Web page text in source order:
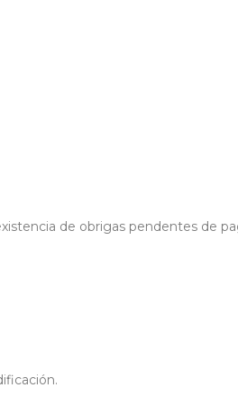
de obrigas pendentes de